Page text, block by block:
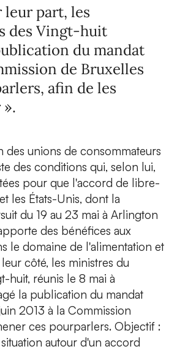
leur part, les
des Vingt-huit
du mandat
de Bruxelles
afin de les
des unions de consommateurs
des conditions qui, selon lui,
pour que l'accord de libre-
les États-Unis, dont la
du 19 au 23 mai à Arlington
des bénéfices aux
le domaine de l'alimentation et
côté, les ministres du
huit, réunis le 8 mai à
la publication du mandat
2013 à la Commission
ces pourparlers. Objectif :
autour d'un accord